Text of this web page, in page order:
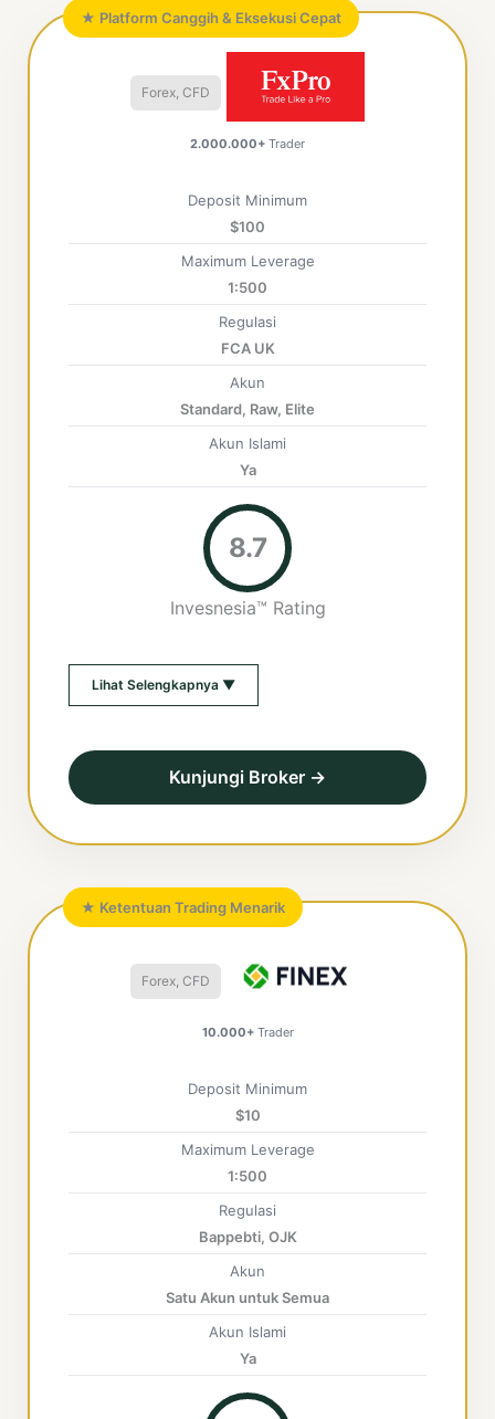
★ Platform Canggih & Eksekusi Cepat
Forex, CFD
2.000.000+ Trader
Deposit Minimum
$100
Maximum Leverage
1:500
Regulasi
FCA UK
Akun
Standard, Raw, Elite
Akun Islami
Ya
8.7
Invesnesia™ Rating
Lihat Selengkapnya ▼
Kunjungi Broker →
★ Ketentuan Trading Menarik
Forex, CFD
10.000+Trader
Deposit Minimum
$10
Maximum Leverage
1:500
Regulasi
Bappebti, OJK
Akun
Satu Akun untuk Semua
Akun Islami
Ya